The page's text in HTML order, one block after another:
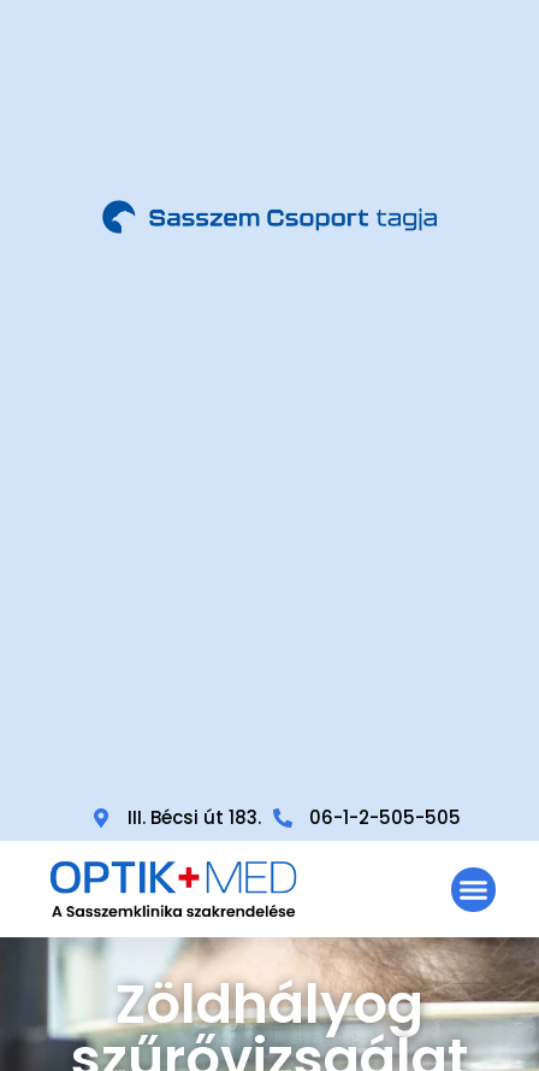
III. Bécsi út 183. 06-1-2-505-505
Zöldhályog